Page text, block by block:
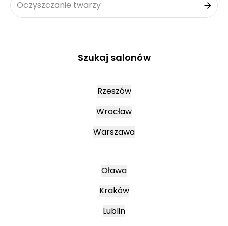
Oczyszczanie twarzy
Szukaj salonów
Rzeszów
Wrocław
Warszawa
Oława
Kraków
Lublin